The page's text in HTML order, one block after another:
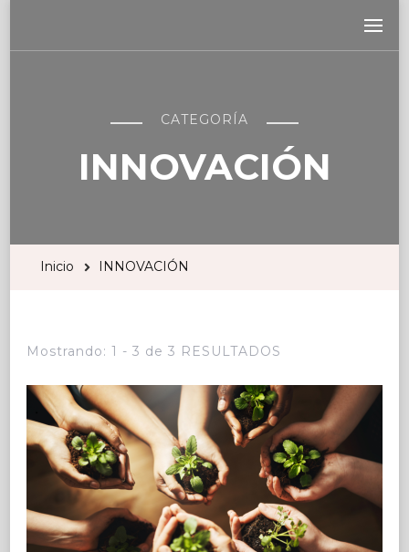
CATEGORÍA
INNOVACIÓN
Inicio INNOVACIÓN
Mostrando: 1 - 3 de 3 RESULTADOS